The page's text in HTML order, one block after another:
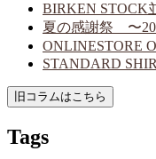
BIRKEN STOCK
夏の感謝祭 〜
ONLINESTORE
STANDARD
Tags